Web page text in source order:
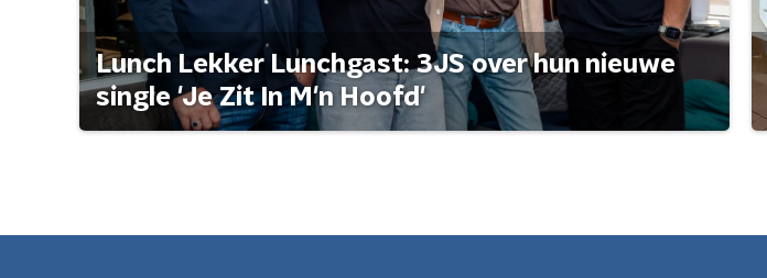
Lunch Lekker Lunchgast: 3JS over hun nieuwe
single 'Je Zit In M'n Hoofd'